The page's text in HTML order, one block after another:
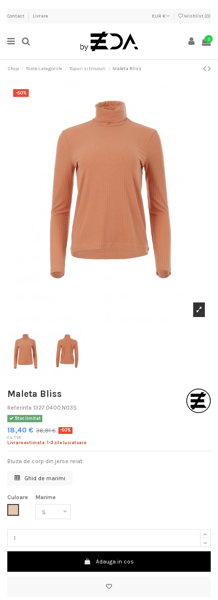
Contact Livrare EUR € Wishlist (0)
0
Shop Toate categoriile Topuri si tricouri Maleta Bliss
-50%
Maleta Bliss
Referinta 1327.0400.N03S
Stoc limitat
18,40 € 36,81 € -50%
cu TVA
Livrare estimata: 1-3 zile lucratoare
Bluza de corp din jerse reiat
Ghid de marimi
Culoare
Marime
Adauga in cos